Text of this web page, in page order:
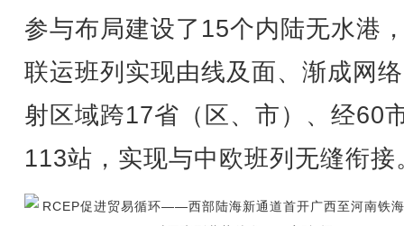
参与布局建设了15个内陆无水港
联运班列实现由线及面、渐成网
射区域跨17省（区、市）、经60
113站，实现与中欧班列无缝衔接